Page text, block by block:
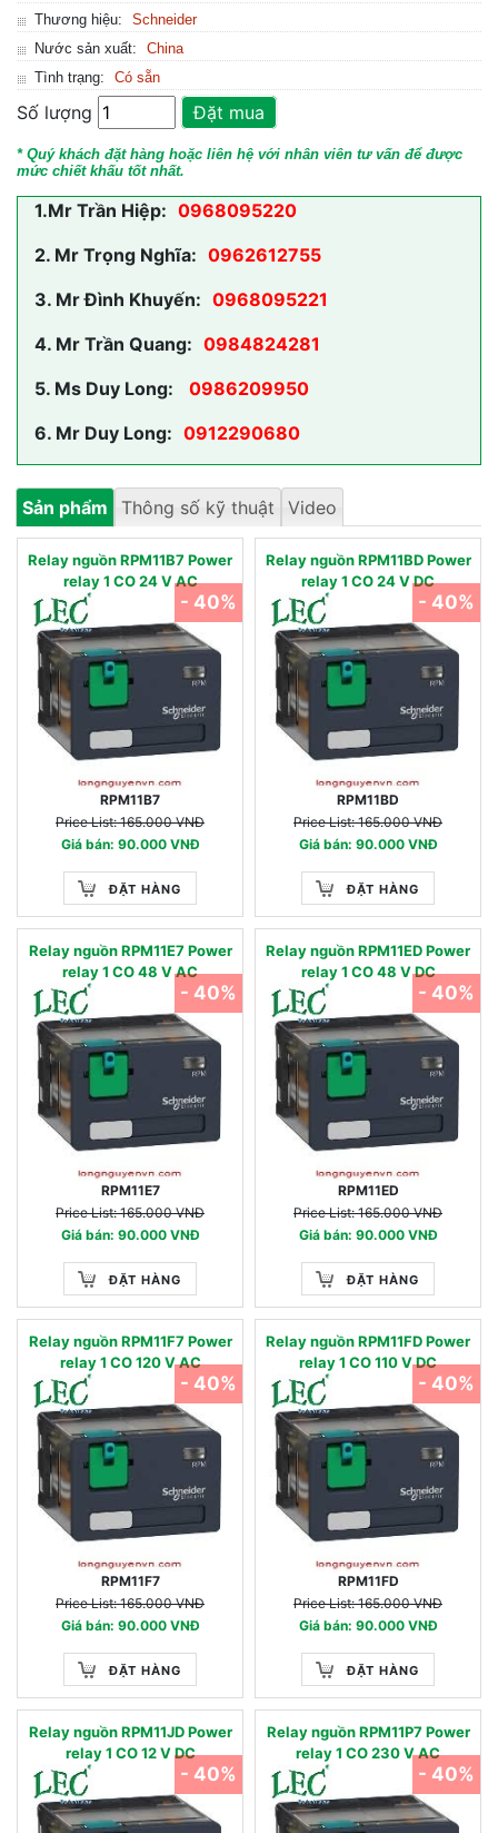
Thương hiệu:
Schneider
Nước sản xuất:
China
Tình trạng:
Có sẵn
Số lượng Đặt mua
* Quý khách đặt hàng hoặc liên hệ với nhân viên tư vấn để được
mức chiết khấu tốt nhất.
1.Mr Trần Hiệp: 0968095220
2. Mr Trọng Nghĩa: 0962612755
3. Mr Đình Khuyến: 0968095221
4. Mr Trần Quang: 0984824281
5. Ms Duy Long:
0986209950
6. Mr Duy Long: 0912290680
Sản phẩm Thông số kỹ thuật Video
Relay nguồn RPM11B7 Power
relay 1 CO 24 V AC
RPM11B7
Price List: 165.000 VNĐ
Giá bán: 90.000 VNĐ
ĐẶT HÀNG
- 40%
Relay nguồn RPM11BD Power
relay 1 CO 24 V DC
RPM11BD
Price List: 165.000 VNĐ
Giá bán: 90.000 VNĐ
ĐẶT HÀNG
- 40%
Relay nguồn RPM11E7 Power
relay 1 CO 48 V AC
RPM11E7
Price List: 165.000 VNĐ
Giá bán: 90.000 VNĐ
ĐẶT HÀNG
- 40%
Relay nguồn RPM11ED Power
relay 1 CO 48 V DC
RPM11ED
Price List: 165.000 VNĐ
Giá bán: 90.000 VNĐ
ĐẶT HÀNG
- 40%
Relay nguồn RPM11F7 Power
relay 1 CO 120 V AC
RPM11F7
Price List: 165.000 VNĐ
Giá bán: 90.000 VNĐ
ĐẶT HÀNG
- 40%
Relay nguồn RPM11FD Power
relay 1 CO 110 V DC
RPM11FD
Price List: 165.000 VNĐ
Giá bán: 90.000 VNĐ
ĐẶT HÀNG
- 40%
Relay nguồn RPM11JD Power
relay 1 CO 12 V DC
- 40%
Relay nguồn RPM11P7 Power
relay 1 CO 230 V AC
- 40%